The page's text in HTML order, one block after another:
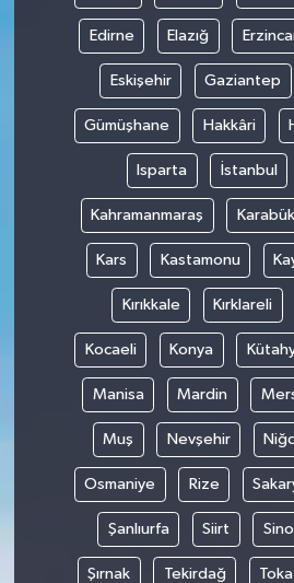
Edirne Elazığ
Eskişehir Gaziantep
Gümüşhane Hakkâri
Isparta İstanbul
Kahramanmaraş Karabük
Kars Kastamonu
Kırıkkale Kırklareli
Kocaeli Konya
Manisa Mardin
Muş Nevşehir
Osmaniye Rize
Şanlıurfa Siirt
Şırnak Tekirdağ